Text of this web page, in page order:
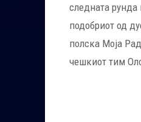
следната рунда
подобриот од
полска Моја
чешкиот тим